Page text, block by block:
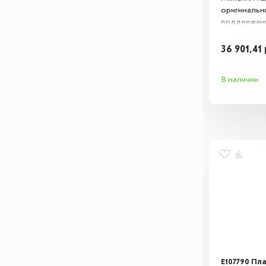
работу
с
36 901,41
В наличии
E107790